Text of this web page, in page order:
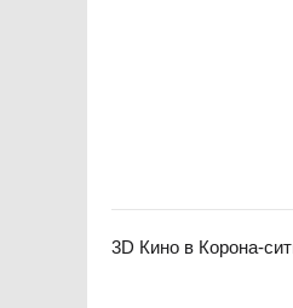
3D Кино в Корона-